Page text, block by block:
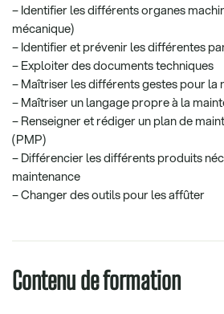
– Identifier les différents organes
mécanique)
– Identifier et prévenir les différentes
– Exploiter des documents techniques
– Maîtriser les différents gestes pour la
– Maîtriser un langage propre à la
– Renseigner et rédiger un plan de
(PMP)
– Différencier les différents produits
maintenance
– Changer des outils pour les affûter
Contenu de formation